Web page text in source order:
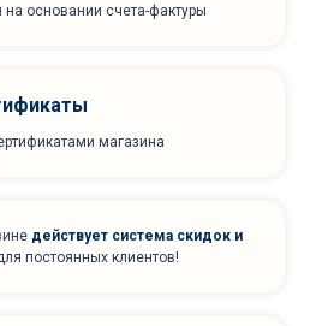
основании счета-фактуры
магазина
действует система скидок и
постоянных клиентов!